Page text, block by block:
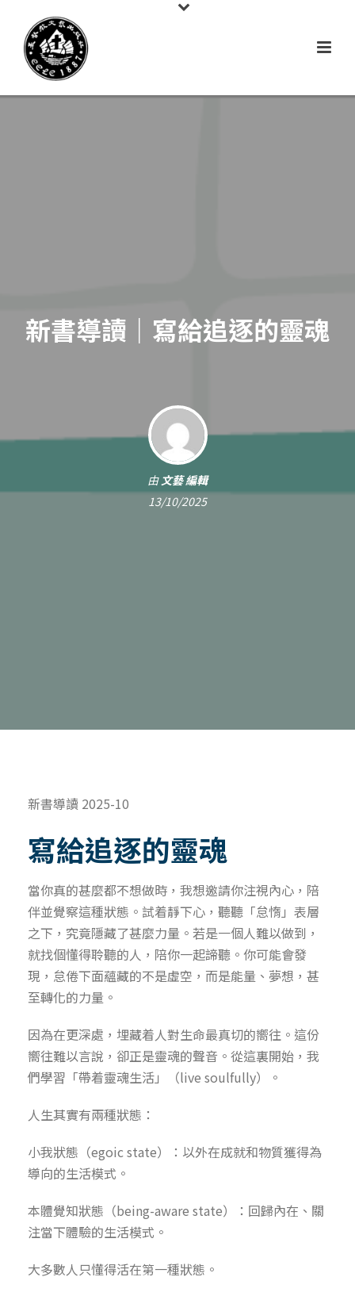
新書導讀｜寫給追逐的靈魂
由文藝 編輯
13/10/2025
新書導讀 2025-10
寫給追逐的靈魂
當你真的甚麼都不想做時，我想邀請你注視內心，陪
伴並覺察這種狀態。試着靜下心，聽聽「怠惰」表層
之下，究竟隱藏了甚麼力量。若是一個人難以做到，
就找個懂得聆聽的人，陪你一起諦聽。你可能會發
現，怠倦下面蘊藏的不是虛空，而是能量、夢想，甚
至轉化的力量。
因為在更深處，埋藏着人對生命最真切的嚮往。這份
嚮往難以言說，卻正是靈魂的聲音。從這裏開始，我
們學習「帶着靈魂生活」（live soulfully）。
人生其實有兩種狀態：
小我狀態（egoic state）：以外在成就和物質獲得為
導向的生活模式。
本體覺知狀態（being-aware state）：回歸內在、關
注當下體驗的生活模式。
大多數人只懂得活在第一種狀態。